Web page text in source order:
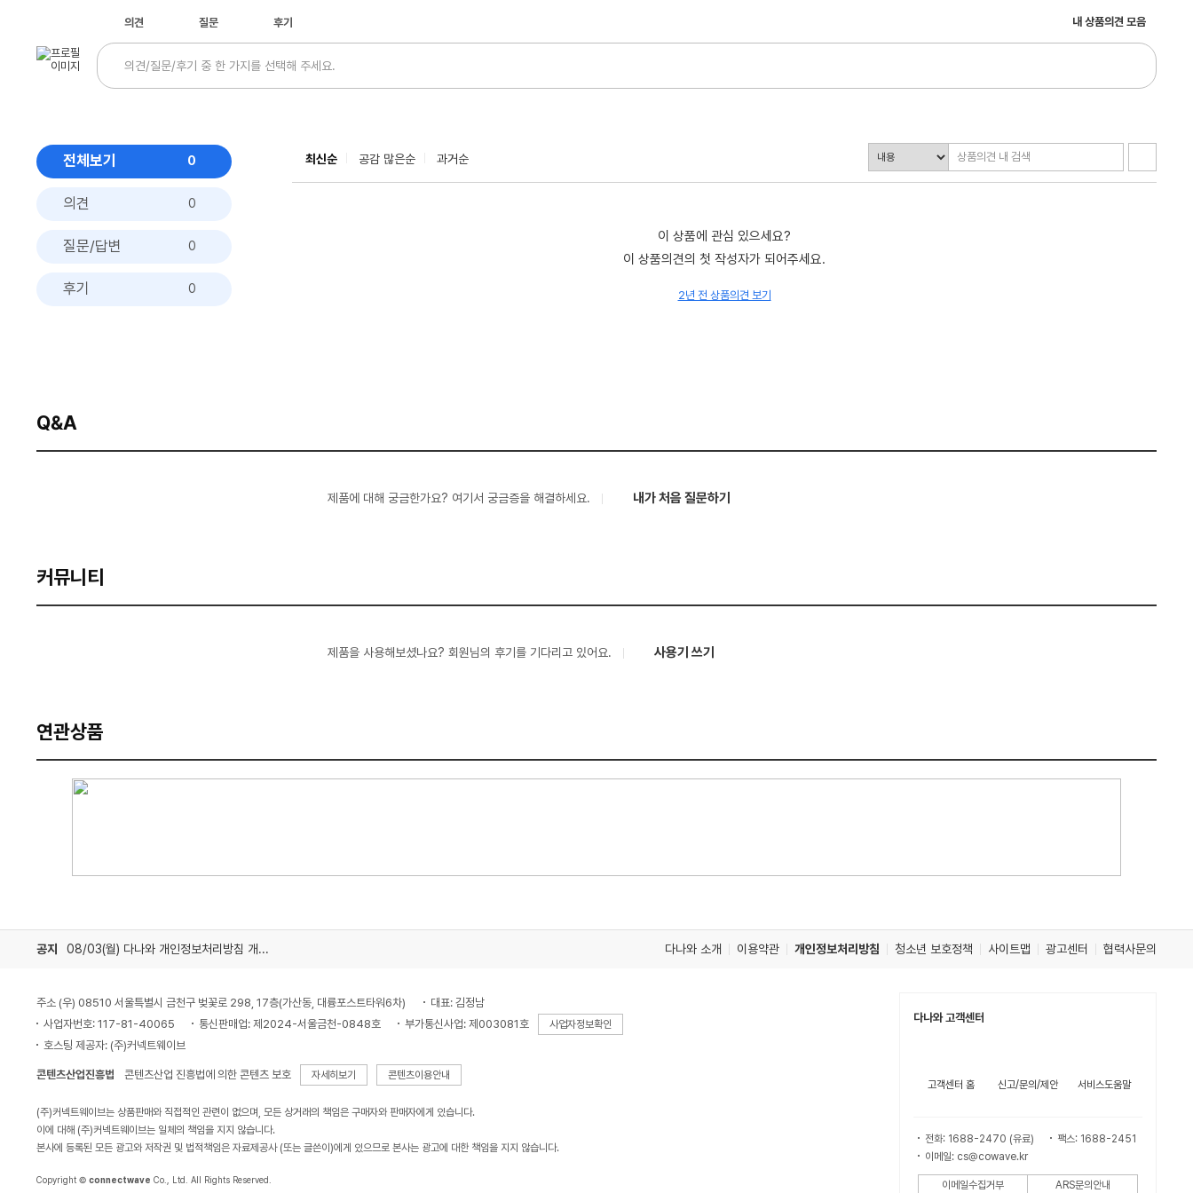
내 상품의견 모음
의견 질문 후기
전체보기 0
의견 0
질문/답변 0
후기 0
최신순 공감 많은순 과거순
이 상품에 관심 있으세요?
이 상품의견의 첫 작성자가 되어주세요.
2년 전 상품의견 보기
Q&A
제품에 대해 궁금한가요? 여기서 궁금증을 해결하세요. 내가 처음 질문하기
커뮤니티
제품을 사용해보셨나요? 회원님의 후기를 기다리고 있어요. 사용기 쓰기
연관상품
공지 08/03(월) 다나와 개인정보처리방침 개정 안내 다나와 소개 이용약관 개인정보처리방침 청소년 보호정책 사이트맵 광고센터 협력사문의
주소 (우) 08510 서울특별시 금천구 벚꽃로 298, 17층(가산동, 대륭포스트타워6차)
대표: 김정남
사업자번호: 117-81-40065
통신판매업: 제2024-서울금천-0848호 부가통신사업: 제003081호 사업자정보확인
호스팅 제공자: (주)커넥트웨이브
콘텐츠산업진흥법 콘텐츠산업 진흥법에 의한 콘텐츠 보호 자세히보기 콘텐츠이용안내
(주)커넥트웨이브는 상품판매와 직접적인 관련이 없으며, 모든 상거래의 책임은 구매자와 판매자에게 있습니다.
이에 대해 (주)커넥트웨이브는 일체의 책임을 지지 않습니다.
본사에 등록된 모든 광고와 저작권 및 법적책임은 자료제공사 (또는 글쓴이)에게 있으므로 본사는 광고에 대한 책임을 지지 않습니다.
Copyright © connectwave Co., Ltd. All Rights Reserved.
다나와 고객센터
고객센터 홈 신고/문의/제안 서비스도움말
전화: 1688-2470 (유료)
팩스: 1688-2451
이메일: cs@cowave.kr
이메일수집거부 ARS문의안내